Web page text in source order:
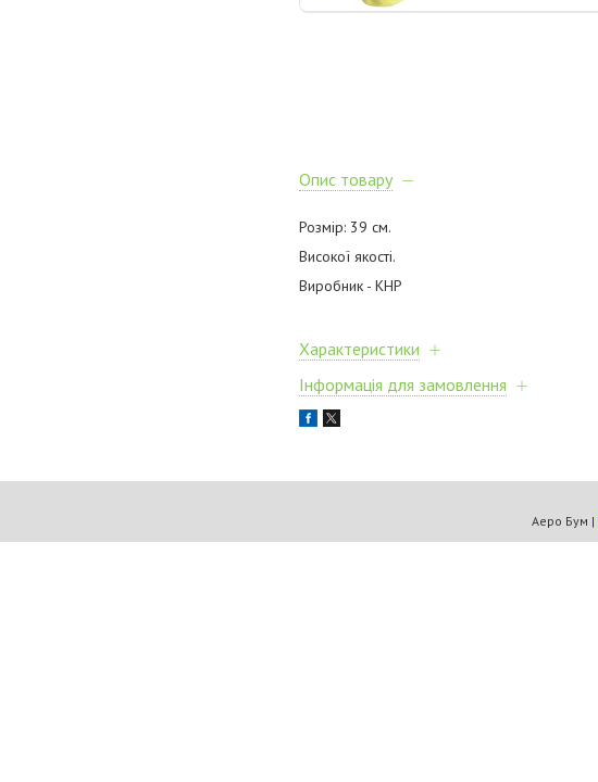
Опис товару
Розмір: 39 см.
Високої якості.
Виробник - КНР
Характеристики
Інформація для замовлення
Аеро Бум |